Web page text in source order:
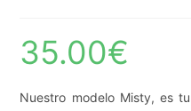
35.00€
Nuestro modelo Misty, es